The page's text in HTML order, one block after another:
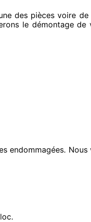
des pièces voire
ledémontage de
endommagées. Nous